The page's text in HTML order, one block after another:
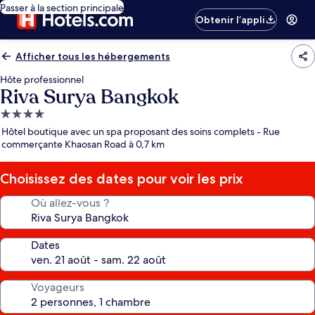
Passer à la section principale
Obtenir l’appli
Afficher tous les hébergements
Hôte professionnel
Riva Surya Bangkok
Hébergement
4.0 étoiles
Hôtel boutique avec un spa proposant des soins complets - Rue
commerçante Khaosan Road à 0,7 km
Choisissez des dates pour voir les prix
Où allez-vous ?
Dates
Voyageurs